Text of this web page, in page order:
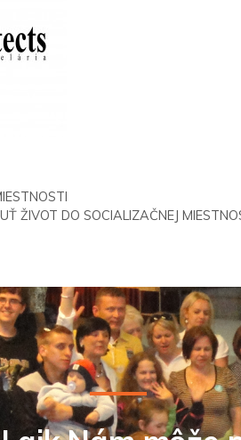
ŽIVOT DO SOCIALIZAČNEJ